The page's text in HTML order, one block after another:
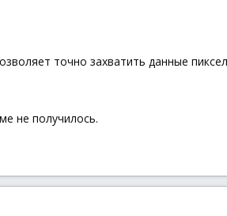
точно захватить данные
не получилось.